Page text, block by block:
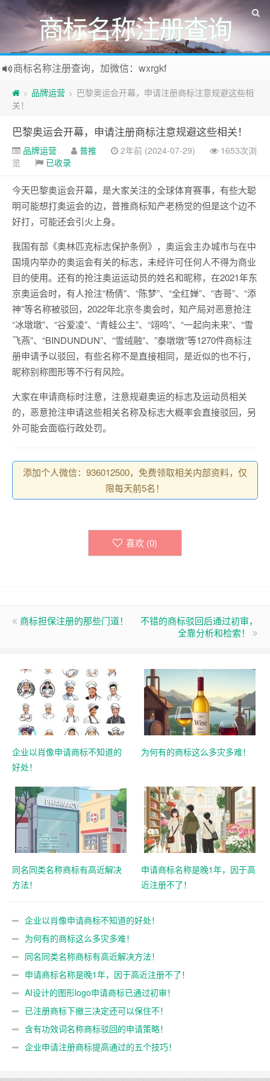
商标名称注册查询
商标名称注册查询，加微信：wxrgkf
商标注册和购买，加微信：wxrgkf
> 品牌运营 > 巴黎奥运会开幕，申请注册商标注意规避这些相
关！
巴黎奥运会开幕，申请注册商标注意规避这些相关！
品牌运营 普推 2年前 (2024-07-29)
1653次浏
览
已收录
今天巴黎奥运会开幕，是大家关注的全球体育赛事，有些大聪
明可能想打奥运会的边，普推商标知产老杨觉的但是这个边不
好打，可能还会引火上身。
我国有部《奥林匹克标志保护条例》，奥运会主办城市与在中
国境内举办的奥运会有关的标志，未经许可任何人不得为商业
目的使用。还有的抢注奥运运动员的姓名和昵称，在2021年东
京奥运会时，有人抢注“杨倩”、“陈梦”、“全红婵”、“杏哥”、“添
神”等名称被驳回，2022年北京冬奥会时，知产局对恶意抢注
“冰墩墩”、“谷爱凌”、“青蛙公主”、“翊鸣”、“一起向未来”、“雪
飞燕”、“BINDUNDUN”、“雪绒融”、”泰墩墩”等1270件商标注
册申请予以驳回，有些名称不是直接相同，是近似的也不行，
昵称别称图形等不行有风险。
大家在申请商标时注意，注意规避奥运的标志及运动员相关
的，恶意抢注申请这些相关名称及标志大概率会直接驳回，另
外可能会面临行政处罚。
添加个人微信：936012500，免费领取相关内部资料，仅
限每天前5名！
喜欢 (0)
商标担保注册的那些门道！
不错的商标驳回后通过初审，
全靠分析和检索！
企业以肖像申请商标不知道的
好处！
为何有的商标这么多灾多难！
同名同类名称商标有高近解决
方法！
申请商标名称是晚1年，因于高
近注册不了！
企业以肖像申请商标不知道的好处！
为何有的商标这么多灾多难！
同名同类名称商标有高近解决方法！
申请商标名称是晚1年，因于高近注册不了！
AI设计的图形logo申请商标已通过初审！
已注册商标下撤三决定还可以保住不！
含有功效词名称商标驳回的申请策略！
企业申请注册商标提高通过的五个技巧！